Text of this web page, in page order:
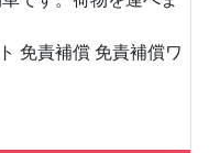
免責補償 免責補償ワ